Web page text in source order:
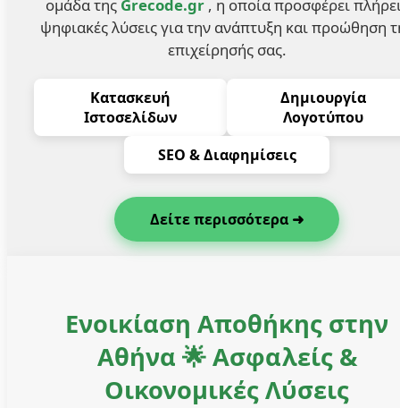
ομάδα της Grecode.gr , η οποία προσφέρει
ψηφιακές λύσεις για την ανάπτυξη και προώθηση
επιχείρησής σας.
Κατασκευή
Ιστοσελίδων
Δημιουργία
Λογοτύπου
SEO & Διαφημίσεις
Δείτε περισσότερα ➜
Ενοικίαση Αποθήκης στην
Αθήνα 🌟 Ασφαλείς &
Οικονομικές Λύσεις